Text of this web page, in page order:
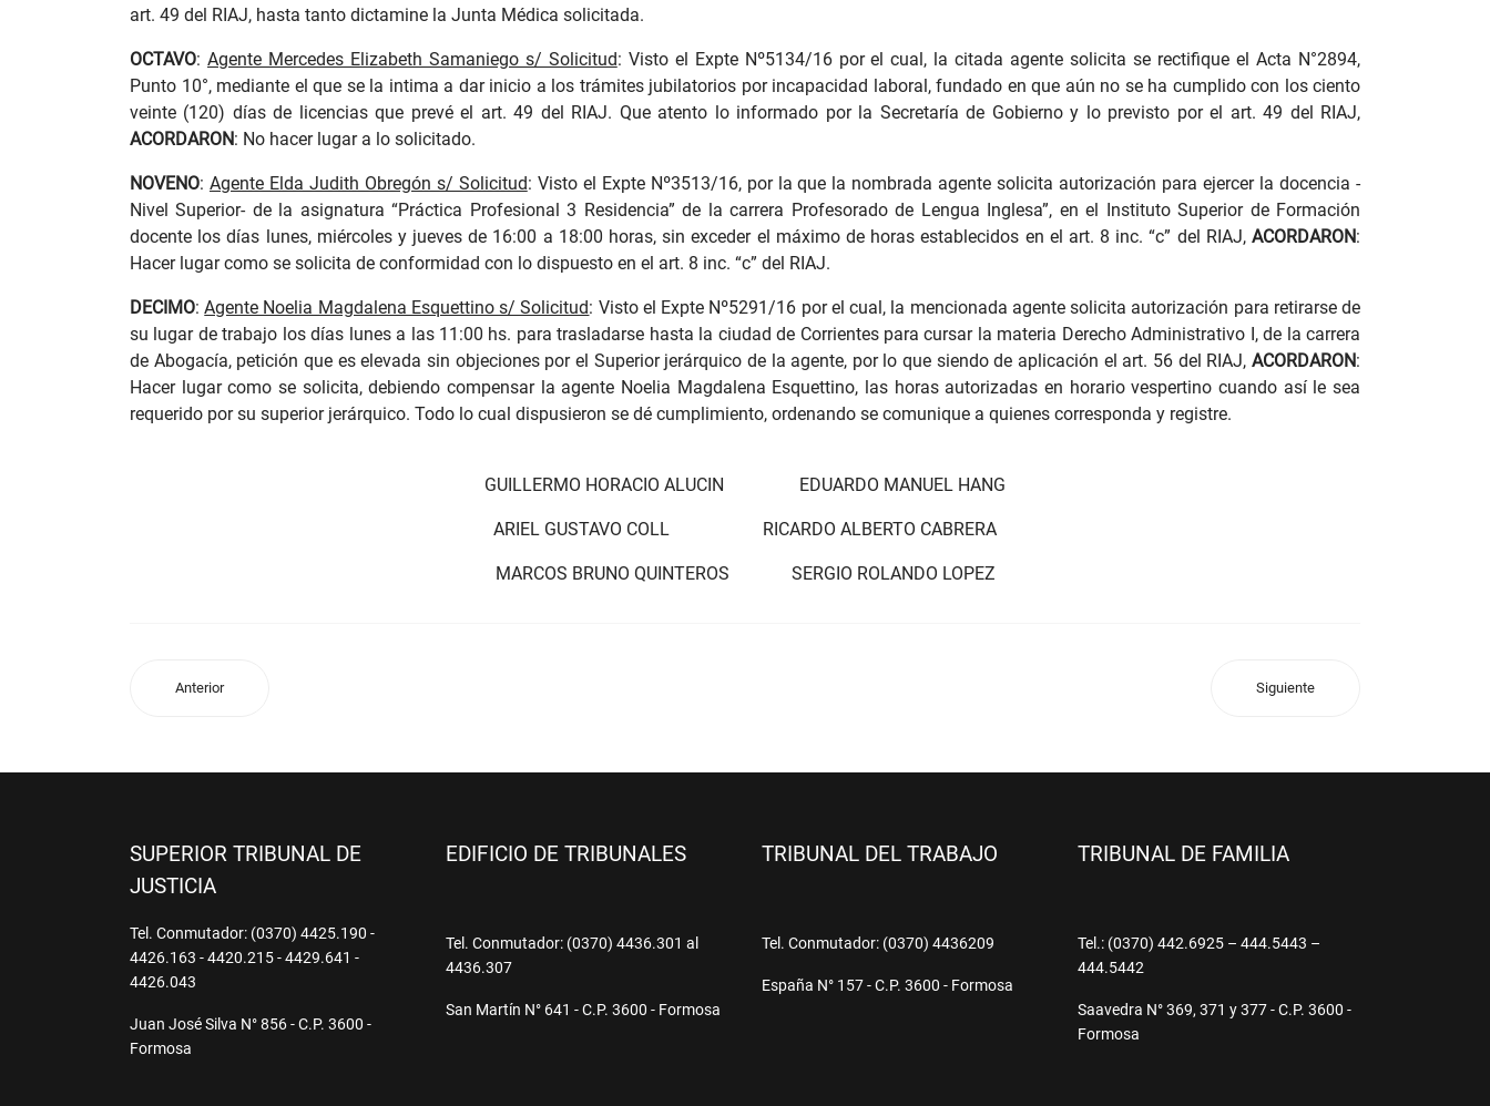
art. 49 del RIAJ, hasta tanto dictamine la Junta Médica solicitada.
OCTAVO: Agente Mercedes Elizabeth Samaniego s/ Solicitud: Visto el Expte Nº5134/16 por el cual, la citada agente solicita se rectifique el Acta N°2894,
Punto 10°, mediante el que se la intima a dar inicio a los trámites jubilatorios por incapacidad laboral, fundado en que aún no se ha cumplido con los ciento
veinte (120) días de licencias que prevé el art. 49 del RIAJ. Que atento lo informado por la Secretaría de Gobierno y lo previsto por el art. 49 del RIAJ,
ACORDARON: No hacer lugar a lo solicitado.
NOVENO: Agente Elda Judith Obregón s/ Solicitud: Visto el Expte Nº3513/16, por la que la nombrada agente solicita autorización para ejercer la docencia -
Nivel Superior- de la asignatura “Práctica Profesional 3 Residencia” de la carrera Profesorado de Lengua Inglesa”, en el Instituto Superior de Formación
docente los días lunes, miércoles y jueves de 16:00 a 18:00 horas, sin exceder el máximo de horas establecidos en el art. 8 inc. “c” del RIAJ, ACORDARON:
Hacer lugar como se solicita de conformidad con lo dispuesto en el art. 8 inc. “c” del RIAJ.
DECIMO:Agente Noelia Magdalena Esquettino s/ Solicitud: Visto el Expte Nº5291/16 por el cual, la mencionada agente solicita autorización para retirarse de
su lugar de trabajo los días lunes a las 11:00 hs. para trasladarse hasta la ciudad de Corrientes para cursar la materia Derecho Administrativo I, de la carrera
de Abogacía, petición que es elevada sin objeciones por el Superior jerárquico de la agente, por lo que siendo de aplicación el art. 56 del RIAJ, ACORDARON:
Hacer lugar como se solicita, debiendo compensar la agente Noelia Magdalena Esquettino, las horas autorizadas en horario vespertino cuando así le sea
requerido por su superior jerárquico. Todo lo cual dispusieron se dé cumplimiento, ordenando se comunique a quienes corresponda y registre.
GUILLERMO HORACIO ALUCIN EDUARDO MANUEL HANG
ARIEL GUSTAVO COLL RICARDO ALBERTO CABRERA
MARCOS BRUNO QUINTEROS SERGIO ROLANDO LOPEZ
Anterior Siguiente
SUPERIOR TRIBUNAL DE
JUSTICIA
Tel. Conmutador: (0370) 4425.190 -
4426.163 - 4420.215 - 4429.641 -
4426.043
Juan José Silva N° 856 - C.P. 3600 -
Formosa
EDIFICIO DE TRIBUNALES
Tel. Conmutador: (0370) 4436.301 al
4436.307
San Martín N° 641 - C.P. 3600 - Formosa
TRIBUNAL DEL TRABAJO
Tel. Conmutador: (0370) 4436209
España N° 157 - C.P. 3600 - Formosa
TRIBUNAL DE FAMILIA
Tel.: (0370) 442.6925 – 444.5443 –
444.5442
Saavedra N° 369, 371 y 377 - C.P. 3600 -
Formosa